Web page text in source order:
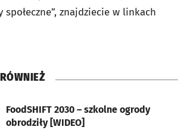
społeczne”, znajdziecie w linkach
FoodSHIFT 2030 – szkolne ogrody
obrodziły [WIDEO]
karcie